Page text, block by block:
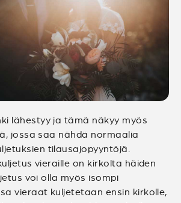
lähestyy ja tämä näkyy myös
jossa saa nähdä normaalia
tilausajopyyntöjä.
vieraille on kirkolta häiden
voi olla myös isompi
vieraat kuljetetaan ensin kirkolle,